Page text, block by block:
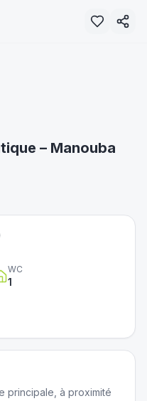
1/3
immoservice.tn
– Manouba
WC
1
principale, à proximité